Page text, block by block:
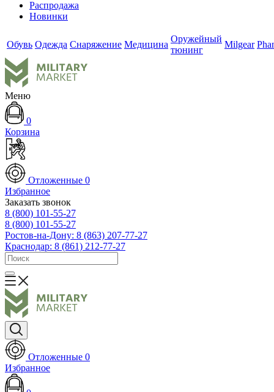
Распродажа
Новинки
Обувь Одежда Снаряжение Медицина
Оружейный
тюнинг
Milgear
Меню
0
Корзина
Отложенные 0
Избранное
Заказать звонок
8 (800) 101-55-27
8 (800) 101-55-27
Ростов-на-Дону: 8 (863) 207-77-27
Краснодар: 8 (861) 212-77-27
Отложенные 0
Избранное